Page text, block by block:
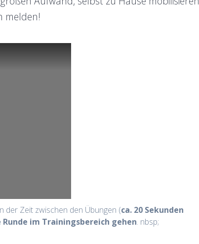
melden!
der Zeit zwischen den Übungen (ca. 20 Sekunden
Runde im Trainingsbereich gehen. nbsp;